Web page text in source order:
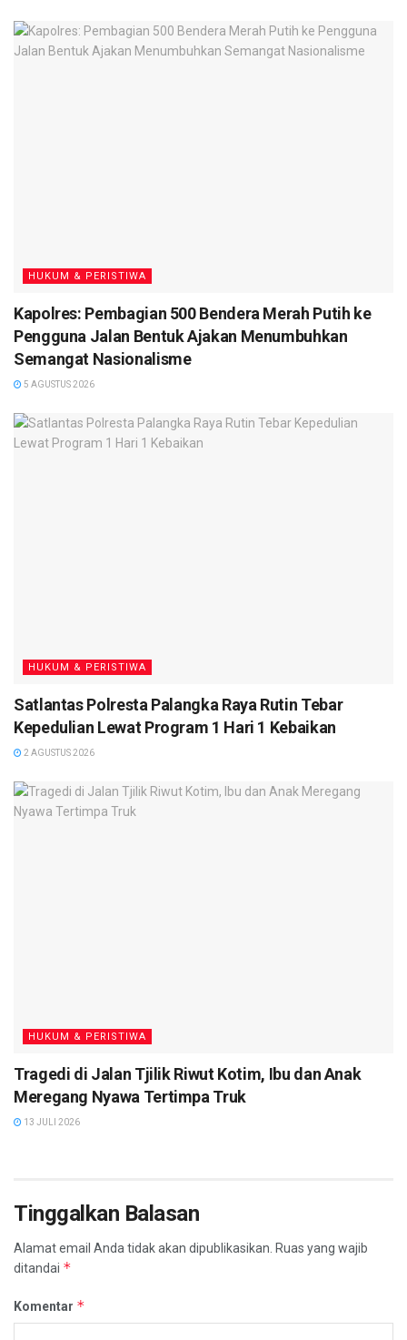
Dengan ini diharapakan masyarakat pengguna jalan
HUKUM & PERISTIWA
Kapolres: Pembagian 500 Bendera Merah Putih ke
Pengguna Jalan Bentuk Ajakan Menumbuhkan
Semangat Nasionalisme
5 AGUSTUS 2026
HUKUM & PERISTIWA
Satlantas Polresta Palangka Raya Rutin Tebar
Kepedulian Lewat Program 1 Hari 1 Kebaikan
2 AGUSTUS 2026
HUKUM & PERISTIWA
Tragedi di Jalan Tjilik Riwut Kotim, Ibu dan Anak
Meregang Nyawa Tertimpa Truk
13 JULI 2026
Tinggalkan Balasan
Alamat email Anda tidak akan dipublikasikan. Ruas yang wajib
ditandai *
Komentar *